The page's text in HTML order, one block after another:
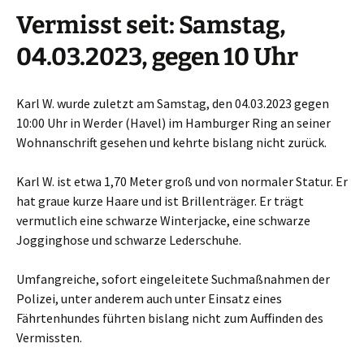
Vermisst seit: Samstag,
04.03.2023, gegen 10 Uhr
Karl W. wurde zuletzt am Samstag, den 04.03.2023 gegen
10:00 Uhr in Werder (Havel) im Hamburger Ring an seiner
Wohnanschrift gesehen und kehrte bislang nicht zurück.
Karl W. ist etwa 1,70 Meter groß und von normaler Statur. Er
hat graue kurze Haare und ist Brillenträger. Er trägt
vermutlich eine schwarze Winterjacke, eine schwarze
Jogginghose und schwarze Lederschuhe.
Umfangreiche, sofort eingeleitete Suchmaßnahmen der
Polizei, unter anderem auch unter Einsatz eines
Fährtenhundes führten bislang nicht zum Auffinden des
Vermissten.